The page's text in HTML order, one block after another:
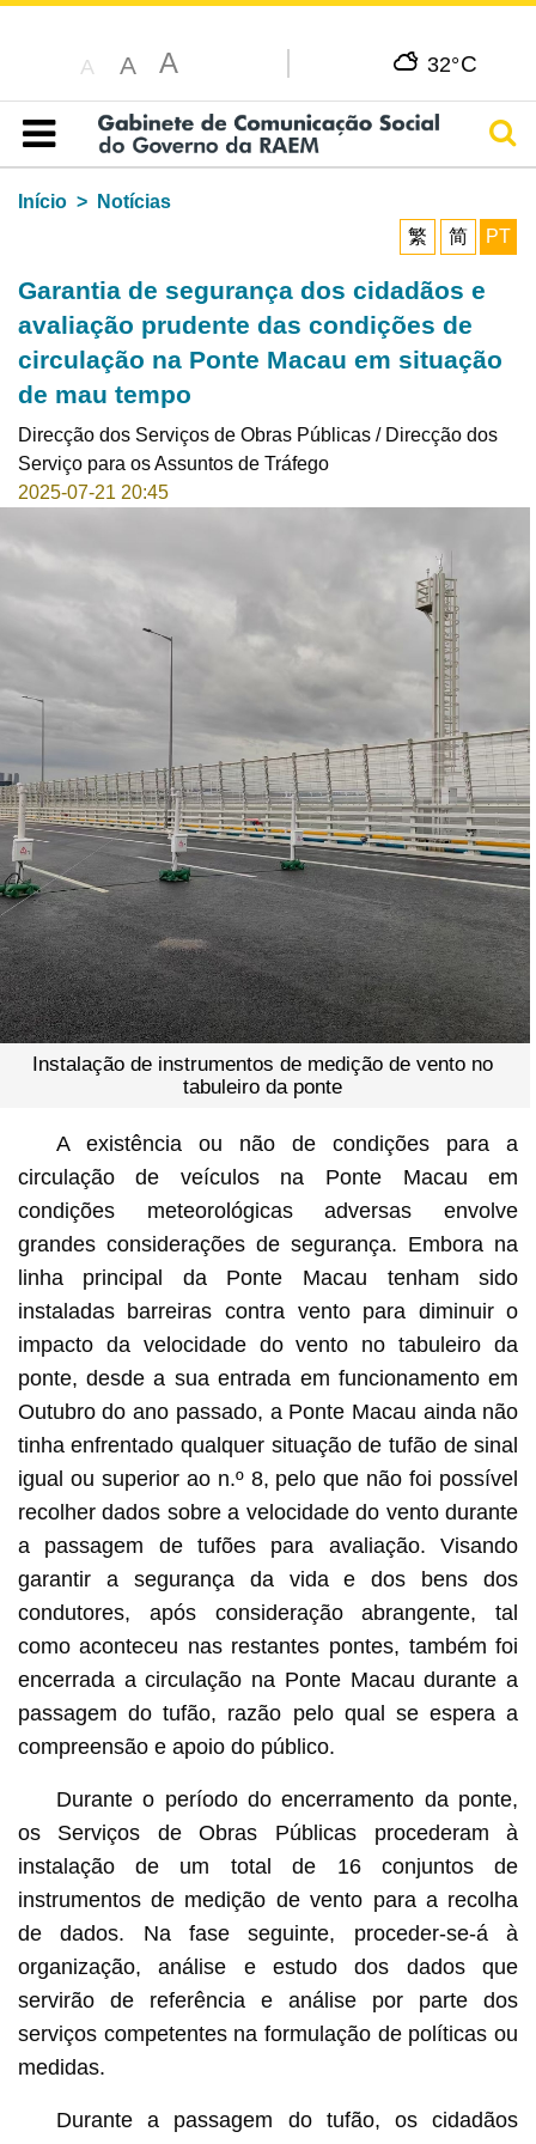
A A A 32°C
Índice
Início
Notícias
繁
简 PT
Garantia de segurança dos cidadãos e
avaliação prudente das condições de
circulação na Ponte Macau em situação
de mau tempo
Direcção dos Serviços de Obras Públicas / Direcção dos
Serviço para os Assuntos de Tráfego
2025-07-21 20:45
Instalação de instrumentos de medição de vento no
tabuleiro da ponte
A existência ou não de condições para a
circulação de veículos na Ponte Macau em
condições meteorológicas adversas envolve
grandes considerações de segurança. Embora na
linha principal da Ponte Macau tenham sido
instaladas barreiras contra vento para diminuir o
impacto da velocidade do vento no tabuleiro da
ponte, desde a sua entrada em funcionamento em
Outubro do ano passado, a Ponte Macau ainda não
tinha enfrentado qualquer situação de tufão de sinal
igual ou superior ao n.º 8, pelo que não foi possível
recolher dados sobre a velocidade do vento durante
a passagem de tufões para avaliação. Visando
garantir a segurança da vida e dos bens dos
condutores, após consideração abrangente, tal
como aconteceu nas restantes pontes, também foi
encerrada a circulação na Ponte Macau durante a
passagem do tufão, razão pelo qual se espera a
compreensão e apoio do público.
Durante o período do encerramento da ponte,
os Serviços de Obras Públicas procederam à
instalação de um total de 16 conjuntos de
instrumentos de medição de vento para a recolha
de dados. Na fase seguinte, proceder-se-á à
organização, análise e estudo dos dados que
servirão de referência e análise por parte dos
serviços competentes na formulação de políticas ou
medidas.
Durante a passagem do tufão, os cidadãos